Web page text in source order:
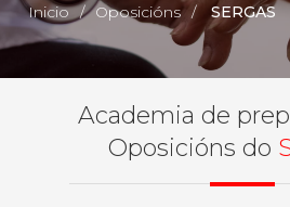
Inicio / Oposicións / SERGAS
Academia de
Oposicións do